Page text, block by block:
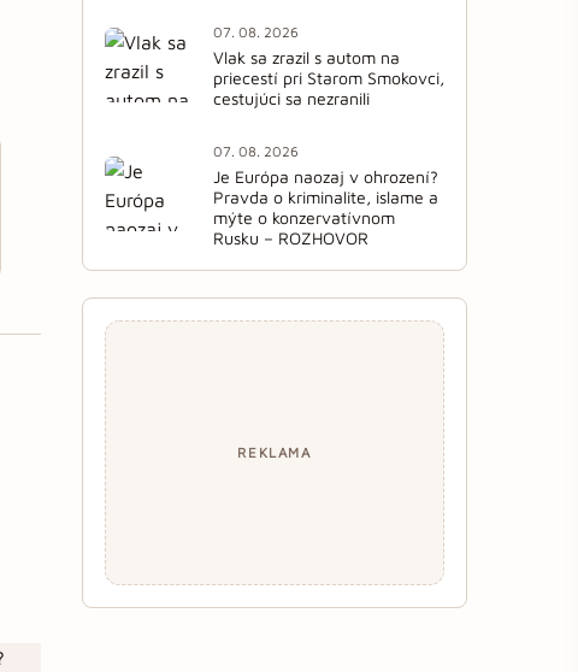
07. 08. 2026
Vlak sa zrazil s autom na
priecestí pri Starom Smokovci,
cestujúci sa nezranili
07. 08. 2026
Je Európa naozaj v ohrození?
Pravda o kriminalite, islame a
mýte o konzervatívnom
Rusku – ROZHOVOR
REKLAMA